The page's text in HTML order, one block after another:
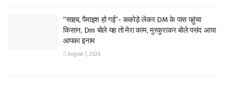
“साहब, पैमाइश हो गई”- ककोड़े लेकर DM के पास पहुंचा
किसान, Dm बोले यह तो मेरा काम, मुस्कुराकर बोले पसंद आया
आपका इनाम
August 7, 2026